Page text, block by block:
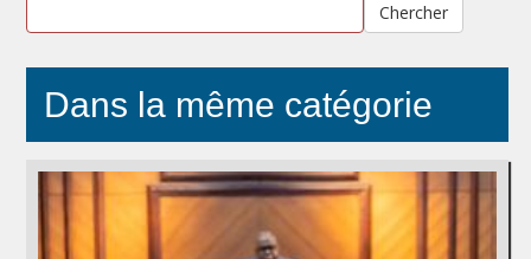
Chercher
Dans la même catégorie